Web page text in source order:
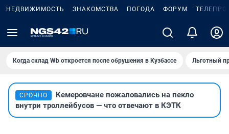
НЕДВИЖИМОСТЬ ЗНАКОМСТВА ПОГОДА ФОРУМ
Когда склад Wb откроется после обрушения в Кузбассе Льготный
СРОЧНО
Кемеровчане пожаловались на пекло
внутри троллейбусов — что отвечают в КЭТК